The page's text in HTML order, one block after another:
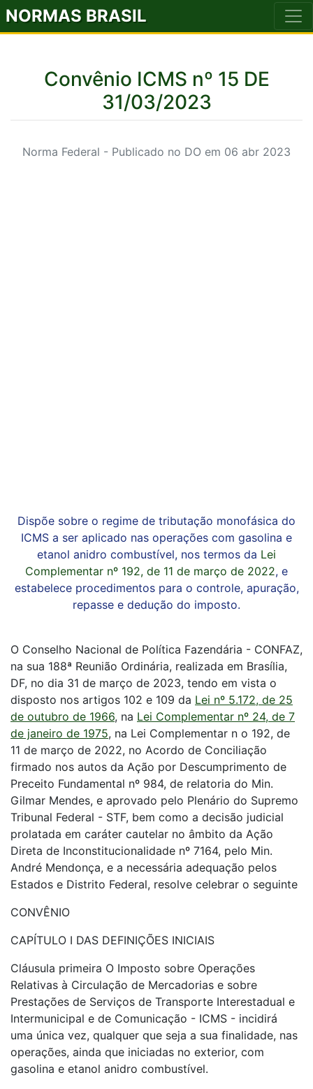
NORMAS BRASIL
Convênio ICMS nº 15 DE
31/03/2023
Norma Federal - Publicado no DO em 06 abr 2023
Dispõe sobre o regime de tributação monofásica do
ICMS a ser aplicado nas operações com gasolina e
etanol anidro combustível, nos termos da Lei
Complementar nº 192, de 11 de março de 2022, e
estabelece procedimentos para o controle, apuração,
repasse e dedução do imposto.
O Conselho Nacional de Política Fazendária - CONFAZ,
na sua 188ª Reunião Ordinária, realizada em Brasília,
DF, no dia 31 de março de 2023, tendo em vista o
disposto nos artigos 102 e 109 da Lei nº 5.172, de 25
de outubro de 1966, na Lei Complementar nº 24, de 7
de janeiro de 1975, na Lei Complementar n o 192, de
11 de março de 2022, no Acordo de Conciliação
firmado nos autos da Ação por Descumprimento de
Preceito Fundamental nº 984, de relatoria do Min.
Gilmar Mendes, e aprovado pelo Plenário do Supremo
Tribunal Federal - STF, bem como a decisão judicial
prolatada em caráter cautelar no âmbito da Ação
Direta de Inconstitucionalidade nº 7164, pelo Min.
André Mendonça, e a necessária adequação pelos
Estados e Distrito Federal, resolve celebrar o seguinte
CONVÊNIO
CAPÍTULO I DAS DEFINIÇÕES INICIAIS
Cláusula primeira O Imposto sobre Operações
Relativas à Circulação de Mercadorias e sobre
Prestações de Serviços de Transporte Interestadual e
Intermunicipal e de Comunicação - ICMS - incidirá
uma única vez, qualquer que seja a sua finalidade, nas
operações, ainda que iniciadas no exterior, com
gasolina e etanol anidro combustível.